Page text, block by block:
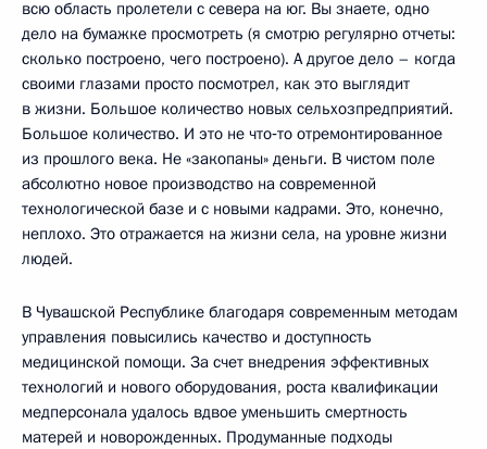
всю область пролетели с севера на юг. Вы знаете, одно
дело на бумажке просмотреть (я смотрю регулярно отчеты:
сколько построено, чего построено). А другое дело – когда
своими глазами просто посмотрел, как это выглядит
в жизни. Большое количество новых сельхозпредприятий.
Большое количество. И это не что‑то отремонтированное
из прошлого века. Не «закопаны» деньги. В чистом поле
абсолютно новое производство на современной
технологической базе и с новыми кадрами. Это, конечно,
неплохо. Это отражается на жизни села, на уровне жизни
людей.
В Чувашской Республике благодаря современным методам
управления повысились качество и доступность
медицинской помощи. За счет внедрения эффективных
технологий и нового оборудования, роста квалификации
медперсонала удалось вдвое уменьшить смертность
матерей и новорожденных. Продуманные подходы